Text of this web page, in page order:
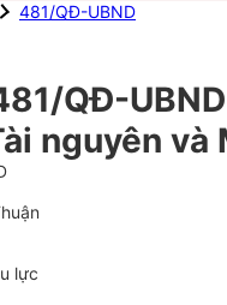
481/QĐ-UBND
QĐ-
nguyên và
lực